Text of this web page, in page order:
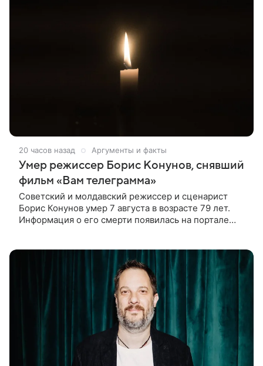
20 часов назад Аргументы и факты
Умер режиссер Борис Конунов, снявший
фильм «Вам телеграмма»
Советский и молдавский режиссер и сценарист
Борис Конунов умер 7 августа в возрасте 79 лет.
Информация о его смерти появилась на портале